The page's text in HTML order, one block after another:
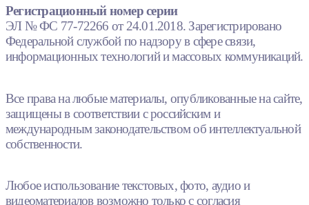
Регистрационный номер серии
ЭЛ № ФС 77-72266 от 24.01.2018. Зарегистрировано
Федеральной службой по надзору в сфере связи,
информационных технологий и массовых коммуникаций.
Все права на любые материалы, опубликованные на сайте,
защищены в соответствии с российским и
международным законодательством об интеллектуальной
собственности.
Любое использование текстовых, фото, аудио и
видеоматериалов возможно только с согласия